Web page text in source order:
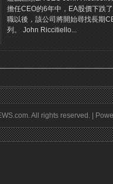
擔任CEO的6年中，EA股價下跌
職以後，該公司將開始尋找長期
列。 John Riccitiello...
All rights reserved. |